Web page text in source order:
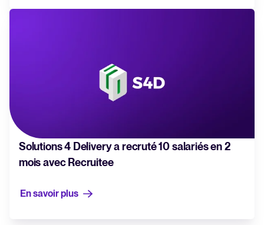
Solutions 4 Delivery a recruté 10 salariés en 2
mois avec Recruitee
En savoir plus